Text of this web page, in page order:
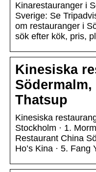
Kinarestauranger i
Sverige: Se
om restauranger i
sök efter kök, pris,
Kinesiska
Thatsup
Kinesiska
Stockholm · 1.
Restaurant China
Ho’s Kina · 5. Fang